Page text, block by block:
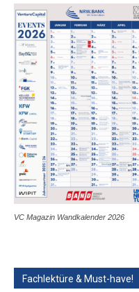
VC Magazin Wandkalender 2026
Fachlektüre & Must-have!